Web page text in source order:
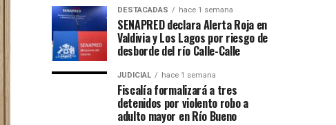
DESTACADAS hace 1 semana
SENAPRED declara Alerta Roja en
Valdivia y Los Lagos por riesgo de
desborde del río Calle-Calle
JUDICIAL hace 1 semana
Fiscalía formalizará a tres
detenidos por violento robo a
adulto mayor en Río Bueno